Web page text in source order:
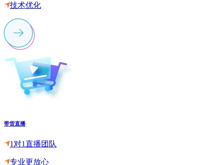
技术优化
带货直播
1对1直播团队
专业更放心